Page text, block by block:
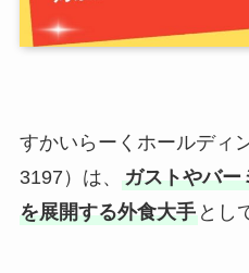
すかいらーくホールディ
3197）は、 ガストやバー
を展開する外食大手とし